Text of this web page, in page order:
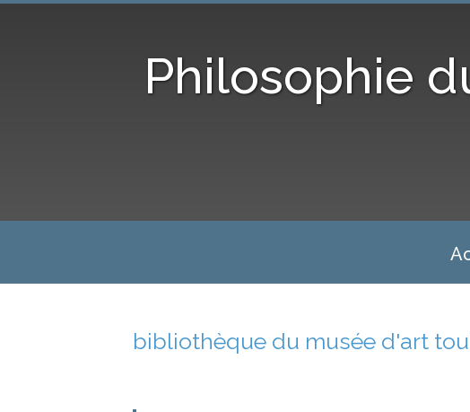
Philosophie
bibliothèque du musée d'art